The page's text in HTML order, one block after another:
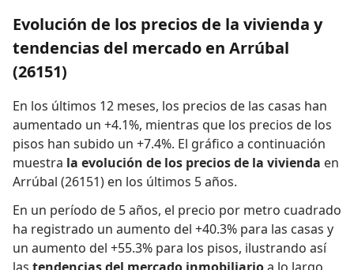
Evolución de los precios de la vivienda y
tendencias del mercado en Arrúbal
(26151)
En los últimos 12 meses, los precios de las casas han
aumentado un +4.1%, mientras que los precios de los
pisos han subido un +7.4%. El gráfico a continuación
muestra la evolución de los precios de la vivienda en
Arrúbal (26151) en los últimos 5 años.
En un período de 5 años, el precio por metro cuadrado
ha registrado un aumento del +40.3% para las casas y
un aumento del +55.3% para los pisos, ilustrando así